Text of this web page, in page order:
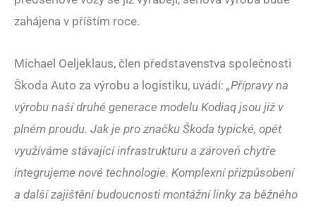
zahájena v příštím roce.
Michael Oeljeklaus, člen představenstva společnosti
Škoda Auto za výrobu a logistiku, uvádí: „Přípravy na
výrobu naší druhé generace modelu Kodiaq jsou již v
plném proudu. Jak je pro značku Škoda typické, opět
využíváme stávající infrastrukturu a zároveň chytře
integrujeme nové technologie. Komplexní přizpůsobení
a další zajištění budoucnosti montážní linky za běžného